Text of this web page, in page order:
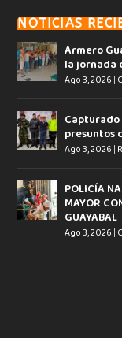
NOTICIAS
Armero
la jornada
Ago 3, 2026 |
presuntos
Ago 3, 2026 |
POLICÍA
MAYOR
GUAYABAL
Ago 3, 2026 |